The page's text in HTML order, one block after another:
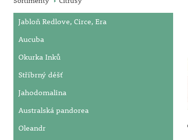
Jabloň Redlove, Circe, Era
Aucuba
Okurka Inků
Stříbrný déšť
Jahodomalina
Australská pandorea
Oleandr